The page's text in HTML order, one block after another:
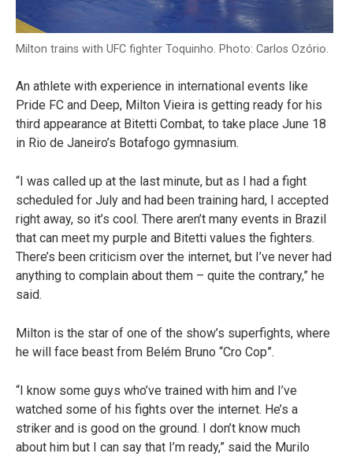
Milton trains with UFC fighter Toquinho. Photo: Carlos Ozório.
An athlete with experience in international events like
Pride FC and Deep, Milton Vieira is getting ready for his
third appearance at Bitetti Combat, to take place June 18
in Rio de Janeiro’s Botafogo gymnasium.
“I was called up at the last minute, but as I had a fight
scheduled for July and had been training hard, I accepted
right away, so it’s cool. There aren’t many events in Brazil
that can meet my purple and Bitetti values the fighters.
There’s been criticism over the internet, but I’ve never had
anything to complain about them – quite the contrary,” he
said.
Milton is the star of one of the show’s superfights, where
he will face beast from Belém Bruno “Cro Cop”.
“I know some guys who’ve trained with him and I’ve
watched some of his fights over the internet. He’s a
striker and is good on the ground. I don’t know much
about him but I can say that I’m ready,” said the Murilo